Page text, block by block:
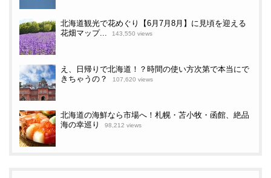
北海道観光で花めぐり【6月7月8月】に見頃を迎える
花畑マップ...
143,550 views
え、日帰りで北海道！？時間の使い方次第で本当にで
きちゃうの？
107,620 views
北海道の海鮮なら市場へ！札幌・苫小牧・函館、絶品
海の幸巡り
98,212 views